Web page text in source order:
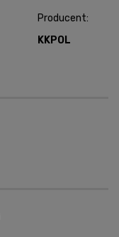
Producent:
KKPOL